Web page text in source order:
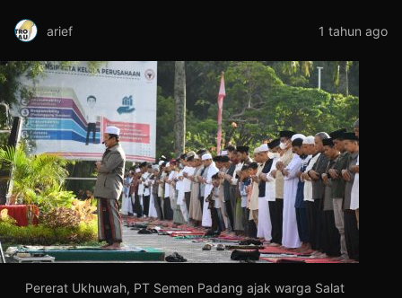
arief 1 tahun ago
Pererat Ukhuwah, PT Semen Padang ajak warga Salat